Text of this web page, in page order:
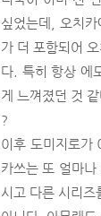
싶었는데, 오치
가 더 포함되어
다. 특히 항상 에
게 느껴졌던 것
?
이후 도미지로가
카쓰는 또 얼마
시고 다른 시리